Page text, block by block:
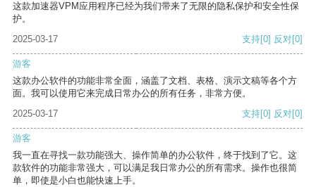
这款加速器VPM应用程序已经为我们带来了无限的隐私保护和安全性保
护。
2025-03-17
支持[0] 反对[0]
游客
这款办公软件的功能非常全面，涵盖了文档、表格、演示文稿等各个方
面。我可以使用它来完成日常办公的所有任务，非常方便。
2025-03-17
支持[0] 反对[0]
游客
我一直在寻找一款功能强大、操作简单的办公软件，终于找到了它。这
款软件的功能非常强大，可以满足我日常办公的所有需求。操作也很简
单，即使是小白也能快速上手。